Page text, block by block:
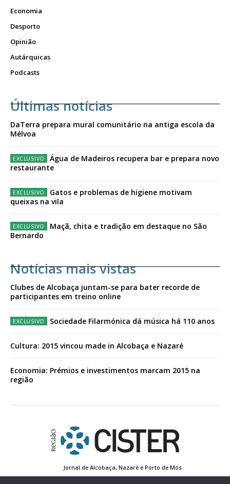
Economia
Desporto
Opinião
Autárquicas
Podcasts
Últimas notícias
DaTerra prepara mural comunitário na antiga escola da
Mélvoa
Água de Madeiros recupera bar e prepara novo
restaurante
Gatos e problemas de higiene motivam
queixas na vila
Maçã, chita e tradição em destaque no São
Bernardo
Notícias mais vistas
Clubes de Alcobaça juntam-se para bater recorde de
participantes em treino online
Sociedade Filarmónica dá música há 110 anos
Cultura: 2015 vincou made in Alcobaça e Nazaré
Economia: Prémios e investimentos marcam 2015 na
região
Jornal de Alcobaça, Nazaré e Porto de Mós